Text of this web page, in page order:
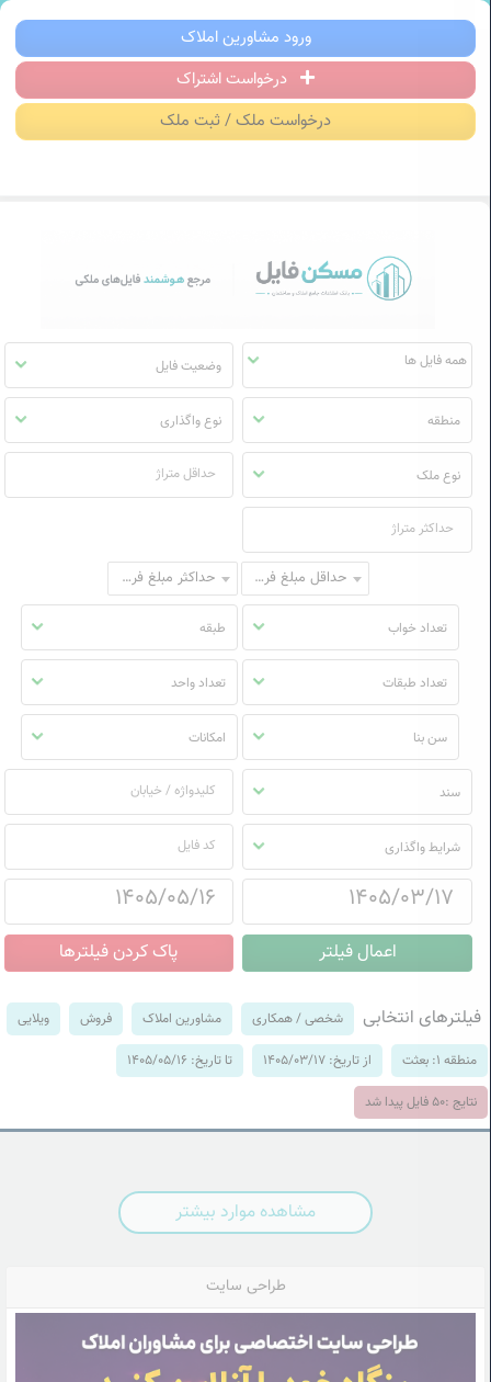
مسکن فایل | خرید، فروش، رهن و اجاره
ورود مشاورین املاک
درخواست اشتراک
درخواست ملک / ثبت ملک
مسکن
فایل
وضعیت فایل
منطقه نوع واگذاری
نوع ملک
حداقل مبلغ فروش حداکثر مبلغ فروش
تعداد خواب طبقه
تعداد طبقات تعداد واحد
سن بنا امکانات
سند
شرایط واگذاری
فیلترهای انتخابی شخصی / همکاری مشاورین املاک فروش ویلایی
منطقه 1: بعثت از تاریخ: 1405/03/17 تا تاریخ: 1405/05/16
نتایج :50 فایل پیدا شد
مشاهده موارد بیشتر
طراحی سایت